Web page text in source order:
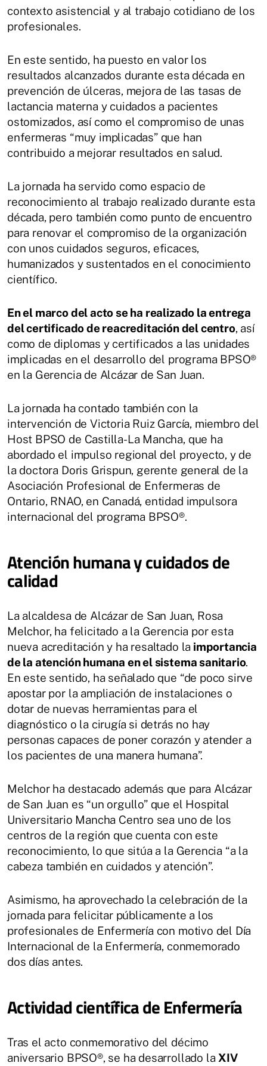
contexto asistencial y al trabajo cotidiano de los
profesionales.
En este sentido, ha puesto en valor los
resultados alcanzados durante esta década en
prevención de úlceras, mejora de las tasas de
lactancia materna y cuidados a pacientes
ostomizados, así como el compromiso de unas
enfermeras “muy implicadas” que han
contribuido a mejorar resultados en salud.
La jornada ha servido como espacio de
reconocimiento al trabajo realizado durante esta
década, pero también como punto de encuentro
para renovar el compromiso de la organización
con unos cuidados seguros, eficaces,
humanizados y sustentados en el conocimiento
científico.
En el marco del acto se ha realizado la entrega
del certificado de reacreditación del centro, así
como de diplomas y certificados a las unidades
implicadas en el desarrollo del programa BPSO®
en la Gerencia de Alcázar de San Juan.
La jornada ha contado también con la
intervención de Victoria Ruiz García, miembro del
Host BPSO de Castilla-La Mancha, que ha
abordado el impulso regional del proyecto, y de
la doctora Doris Grispun, gerente general de la
Asociación Profesional de Enfermeras de
Ontario, RNAO, en Canadá, entidad impulsora
internacional del programa BPSO®.
Atención humana y cuidados de
calidad
La alcaldesa de Alcázar de San Juan, Rosa
Melchor, ha felicitado a la Gerencia por esta
nueva acreditación y ha resaltado la importancia
de la atención humana en el sistema sanitario.
En este sentido, ha señalado que “de poco sirve
apostar por la ampliación de instalaciones o
dotar de nuevas herramientas para el
diagnóstico o la cirugía si detrás no hay
personas capaces de poner corazón y atender a
los pacientes de una manera humana”.
Melchor ha destacado además que para Alcázar
de San Juan es “un orgullo” que el Hospital
Universitario Mancha Centro sea uno de los
centros de la región que cuenta con este
reconocimiento, lo que sitúa a la Gerencia “a la
cabeza también en cuidados y atención”.
Asimismo, ha aprovechado la celebración de la
jornada para felicitar públicamente a los
profesionales de Enfermería con motivo del Día
Internacional de la Enfermería, conmemorado
dos días antes.
Actividad científica de Enfermería
Tras el acto conmemorativo del décimo
aniversario BPSO®, se ha desarrollado la XIV